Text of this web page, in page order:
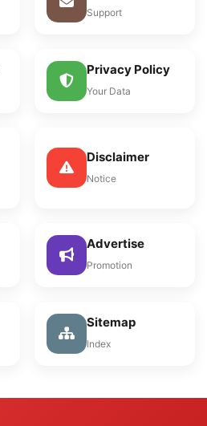
Support
Privacy Policy
Your Data
Disclaimer
Notice
Advertise
Promotion
Sitemap
Index